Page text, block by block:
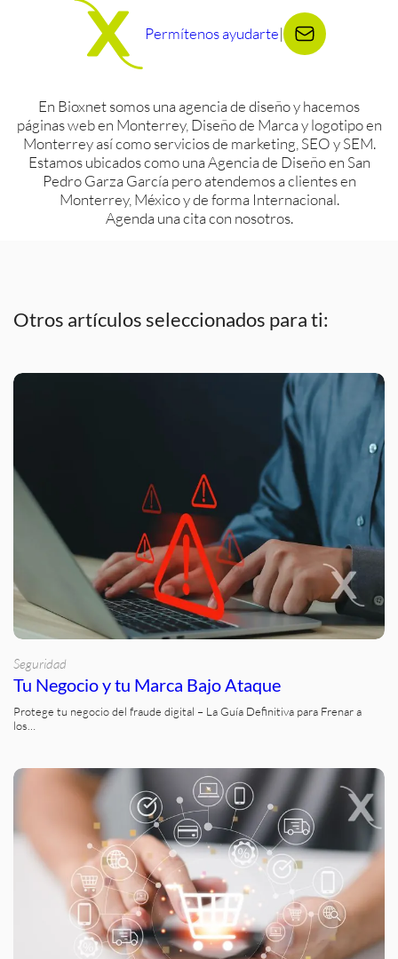
Permítenos ayudarte|
En Bioxnet somos una agencia de diseño y hacemos
páginas web en Monterrey, Diseño de Marca y logotipo en
Monterrey así como servicios de marketing, SEO y SEM.
Estamos ubicados como una Agencia de Diseño en San
Pedro Garza García pero atendemos a clientes en
Monterrey, México y de forma Internacional.
Agenda una cita con nosotros.
Otros artículos seleccionados para ti:
Seguridad
Tu Negocio y tu Marca Bajo Ataque
Protege tu negocio del fraude digital – La Guía Definitiva para Frenar a
los…